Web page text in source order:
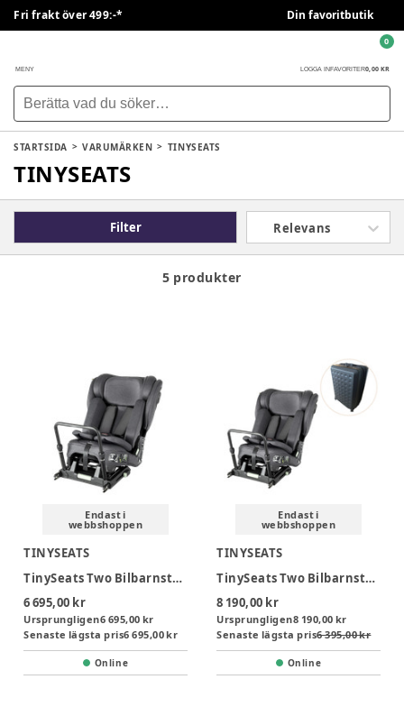
Fri frakt över 499:-* Din favoritbutik
MENY LOGGA IN FAVORITER0,00 KR
0
STARTSIDA VARUMÄRKEN TINYSEATS
TINYSEATS
Filter Relevans
5 produkter
Endast i
webbshoppen
TINYSEATS
TinySeats Two Bilbarnstol & Bälteskudde
6 695,00 kr
Ursprungligen6 695,00 kr
Senaste lägsta pris6 695,00 kr
Online
Endast i
webbshoppen
TINYSEATS
TinySeats Two Bilbarnstol Inkl. Transportväska
8 190,00 kr
Ursprungligen8 190,00 kr
Senaste lägsta pris6 395,00 kr
Online